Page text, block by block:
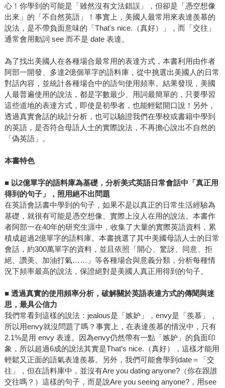
心！你學到的可能是「雖然沒有文法錯誤」，但卻是「憑空想像
出來」的「不自然英語」！事實上，美國人最常用來表達羨慕的
說法，是不帶負面意味的「That's nice.（真好）」，而「交往」
通常會用動詞 see 而不是 date 表達。
為了找出美國人在各種場合最常用的表達方式，本書利用由作者
阿部一開發、多達2億個單字的語料庫，從中挑選出美國人的日常
對話內容，並統計各種場合中的語句使用頻率。結果發現，美國
人最普遍使用的說法，都是字數最少、用詞最簡單的，只要學習
這些道地的表達方式，即使是初學者，也能輕鬆開口說！另外，
透過真實會話的統計分析，也可以驗證我們在學校或書籍中學到
的英語，是否符合母語人士的實際說法，不再擔心說出不自然的
「偽英語」。
本書特色
■ 以2億單字的語料庫為基礎，分析美式英語日常會話中「真正用
得到的句子」，照用絕不出問題
在英語會話書中學到的句子，如果不是以真正的日常生活經驗為
基礎，就很有可能是憑空想像、實際上沒人在用的說法。本書作
者阿部一在40年的研究生涯中，收集了大量的實際英語資料，累
積成超過2億單字的語料庫。本書挑選了其中美國母語人士的日常
會話，約300萬單字的資料，並且依照「開心、驚訝、同意、拒
絕、讚美、加油打氣……」等各種場合與意義分類，分析每種情
況下頻率最高的說法，保證絕對是美國人真正用得到的句子。
■ 透過真實的使用頻率分析，破解關於英語表達方式的傳聞與迷
思，最具公信力
我們常看到這樣的說法：jealous是「嫉妒」，envy是「羨慕」，
所以用envy就沒問題了嗎？事實上，在表達羨慕的情況中，只有
2.1%是用 envy 表達。因為envy仍然帶有一點「嫉妒」的負面印
象，所以超過6成的說法其實是That’s nice.（真好），這樣才能用
輕鬆又正面的語氣表達羨慕。另外，我們可能會學到date＝「交
往」，但在語料庫中，並沒有Are you dating anyone?（你在跟誰
交往嗎？）這樣的句子，而是說Are you seeing anyone?，用see